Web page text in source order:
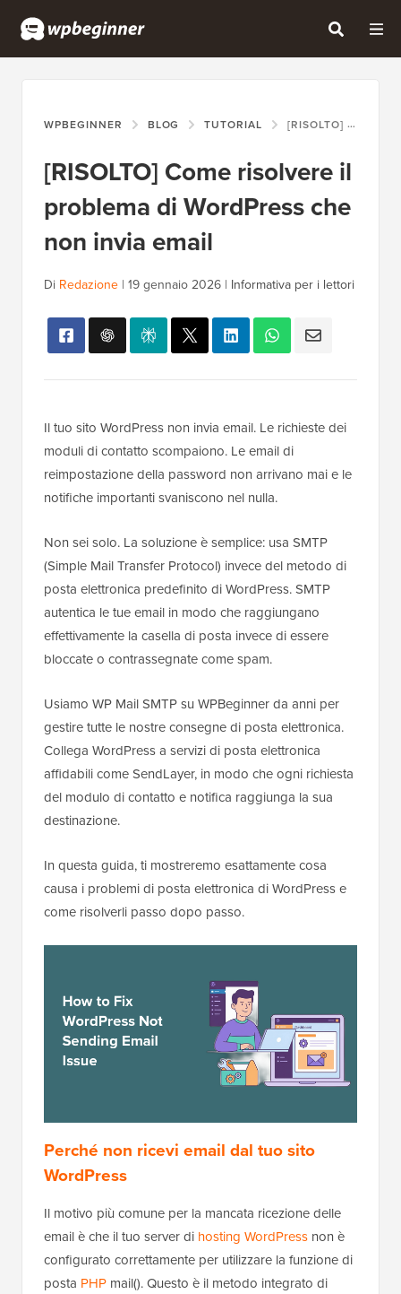
WPBEGINNER BLOG TUTORIAL [RISOLTO] COME RISOLVERE IL PROBLEMA DI WORDPRESS CHE NON INVIA EMAIL
[RISOLTO] Come risolvere il
problema di WordPress che
non invia email
Di Redazione | 19 gennaio 2026 | Informativa per i lettori
Il tuo sito WordPress non invia email. Le richieste dei
moduli di contatto scompaiono. Le email di
reimpostazione della password non arrivano mai e le
notifiche importanti svaniscono nel nulla.
Non sei solo. La soluzione è semplice: usa SMTP
(Simple Mail Transfer Protocol) invece del metodo di
posta elettronica predefinito di WordPress. SMTP
autentica le tue email in modo che raggiungano
effettivamente la casella di posta invece di essere
bloccate o contrassegnate come spam.
Usiamo WP Mail SMTP su WPBeginner da anni per
gestire tutte le nostre consegne di posta elettronica.
Collega WordPress a servizi di posta elettronica
affidabili come SendLayer, in modo che ogni richiesta
del modulo di contatto e notifica raggiunga la sua
destinazione.
In questa guida, ti mostreremo esattamente cosa
causa i problemi di posta elettronica di WordPress e
come risolverli passo dopo passo.
Perché non ricevi email dal tuo sito
WordPress
Il motivo più comune per la mancata ricezione delle
email è che il tuo server di hosting WordPress non è
configurato correttamente per utilizzare la funzione di
posta PHP mail(). Questo è il metodo integrato di